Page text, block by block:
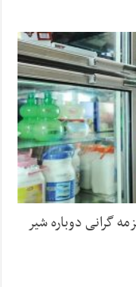
گرانی دوباره شیر